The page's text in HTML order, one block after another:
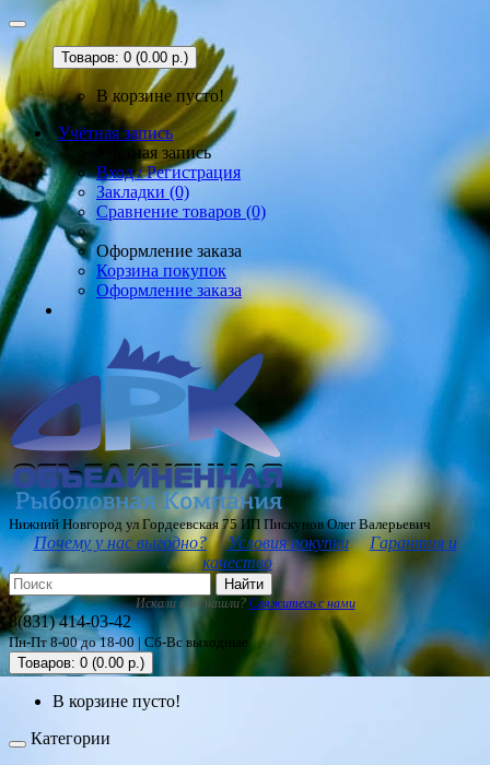
Товаров: 0 (0.00 р.)
В корзине пусто!
Учётная запись
Учётная запись
Вход / Регистрация
Закладки (0)
Сравнение товаров (0)
Оформление заказа
Корзина покупок
Оформление заказа
Нижний Новгород ул Гордеевская 75 ИП Пискунов Олег Валерьевич
Почему у нас выгодно? Условия покупки
Гарантия и
качество
Найти
Искали и не нашли? Свяжитесь с нами
8(831) 414-03-42
Пн-Пт 8-00 до 18-00 | Сб-Вс выходные
Товаров: 0 (0.00 р.)
В корзине пусто!
Категории